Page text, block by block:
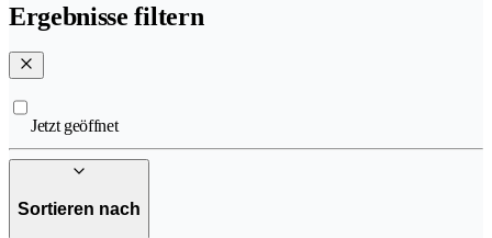
Ergebnisse filtern
Jetzt geöffnet
Sortieren nach